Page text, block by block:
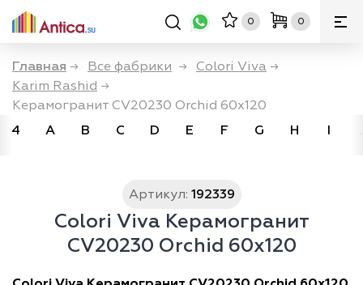
0 0
Главная → Все фабрики → Colori Viva →
Karim Rashid →
Керамогранит CV20230 Orchid 60х120
4
A B C D E F G H I
Артикул: 192339
Colori Viva Керамогранит
CV20230 Orchid 60х120